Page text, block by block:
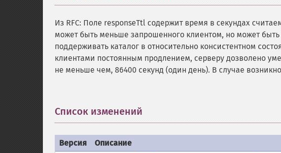
Из RFC: Поле responseTtl содержит время в секундах
может быть меньше запрошенного клиентом, но может
поддерживать каталог в относительно консистентном
клиентами постоянным продлением, серверу дозволено
не меньше чем, 86400 секунд (один день). В случае
Список изменений
Версия
Описание